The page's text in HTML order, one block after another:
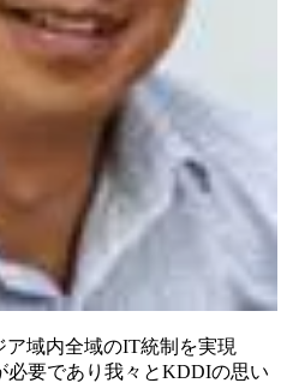
域内全域のIT統制を実現
必要であり我々とKDDIの思い